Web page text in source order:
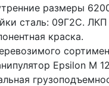
размеры
сталь: 09Г2С.
краска.
Epsilon M